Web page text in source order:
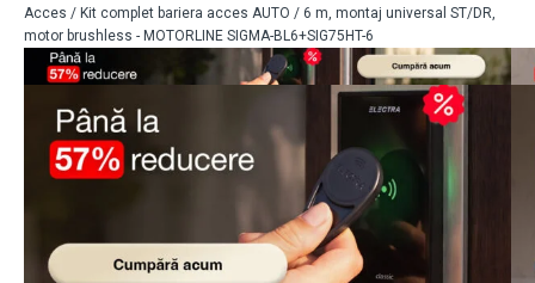
Acces / Kit complet bariera acces AUTO / 6 m, montaj universal ST/DR,
motor brushless - MOTORLINE SIGMA-BL6+SIG75HT-6